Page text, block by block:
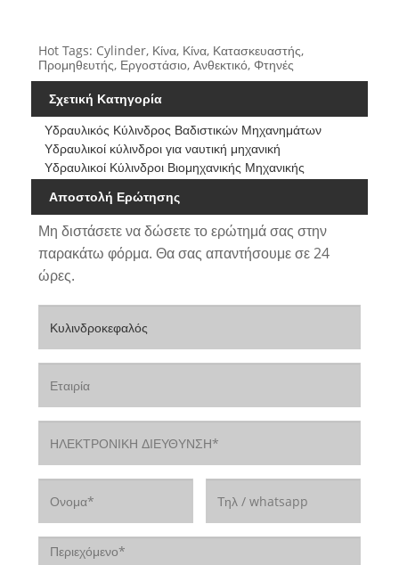
Hot Tags: Cylinder, Κίνα, Κίνα, Κατασκευαστής,
Προμηθευτής, Εργοστάσιο, Ανθεκτικό, Φτηνές
Σχετική Κατηγορία
Υδραυλικός Κύλινδρος Βαδιστικών Μηχανημάτων
Υδραυλικοί κύλινδροι για ναυτική μηχανική
Υδραυλικοί Κύλινδροι Βιομηχανικής Μηχανικής
Αποστολή Ερώτησης
Μη διστάσετε να δώσετε το ερώτημά σας στην
παρακάτω φόρμα. Θα σας απαντήσουμε σε 24
ώρες.